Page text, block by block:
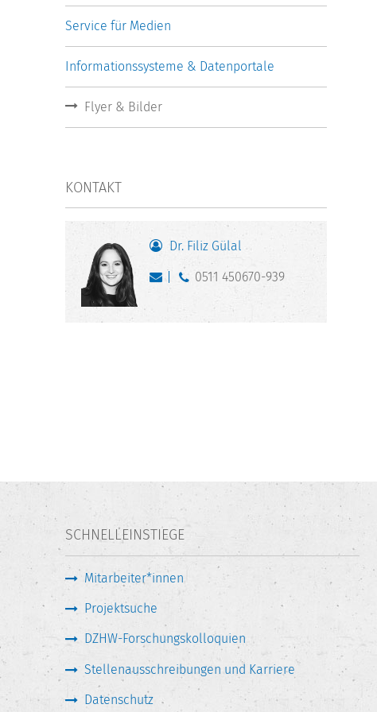
Service für Medien
Informationssysteme & Datenportale
Flyer & Bilder
KONTAKT
Dr. Filiz Gülal
0511 450670-939
SCHNELLEINSTIEGE
Mitarbeiter*innen
Projektsuche
DZHW-Forschungskolloquien
Stellenausschreibungen und Karriere
Datenschutz